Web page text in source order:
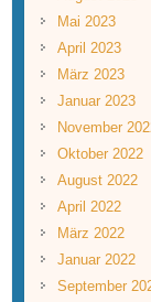
Mai 2023
April 2023
März 2023
Januar 2023
November
Oktober 2022
August 2022
April 2022
März 2022
Januar 2022
September